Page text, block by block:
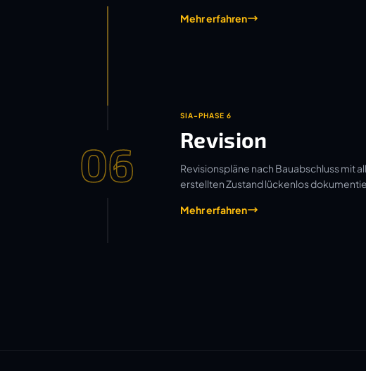
Mehr erfahren
06
SIA-PHASE 6
Revision
Revisionspläne nach Bauabschluss mit
erstellten Zustand lückenlos
Mehr erfahren